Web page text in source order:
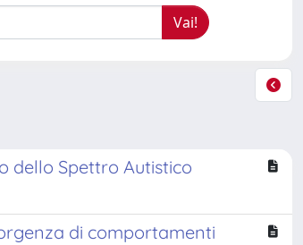
dello Spettro Autistico
di comportamenti